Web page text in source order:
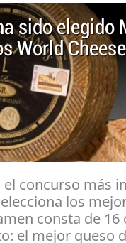
sido elegido
World
el concurso más
los
consta de 16
el mejor queso